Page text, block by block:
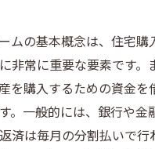
ムの基本概念は、住宅購
非常に重要な要素です。
を購入するための資金を
。一般的には、銀行や金
済は毎月の分割払いで行